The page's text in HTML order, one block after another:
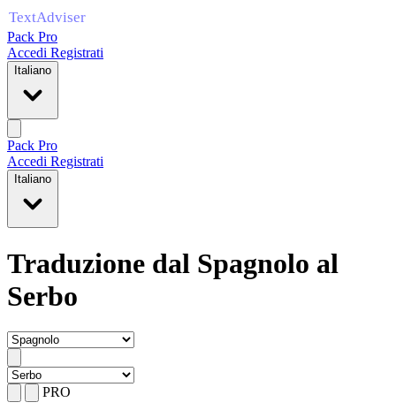
Pack Pro
Accedi Registrati
Italiano
Pack Pro
Accedi Registrati
Italiano
Traduzione dal Spagnolo al
Serbo
PRO